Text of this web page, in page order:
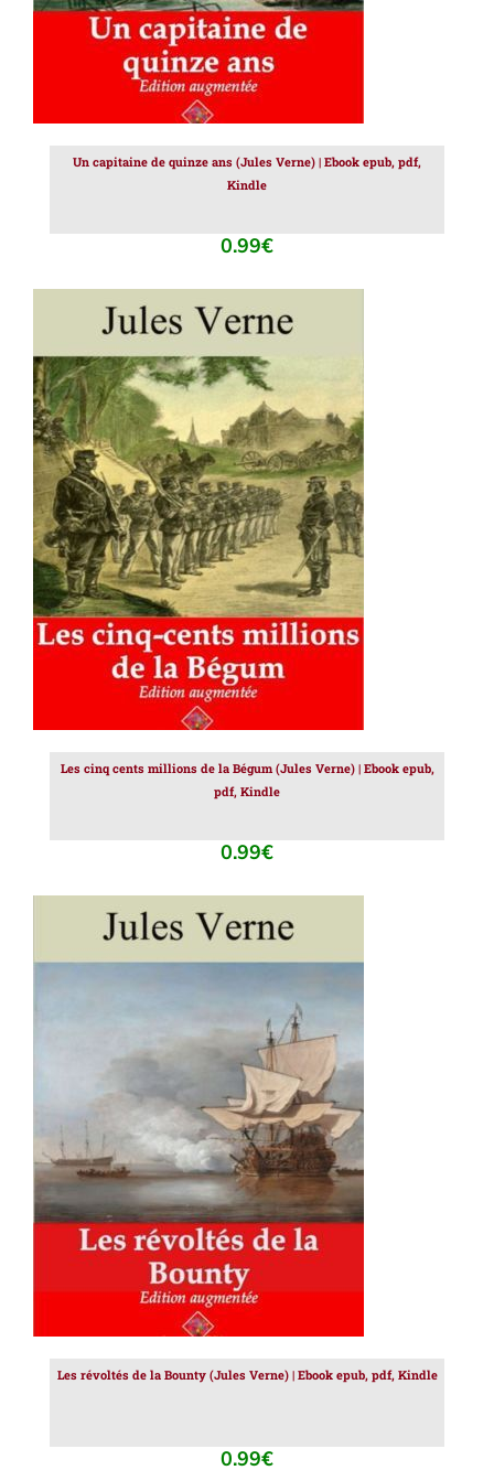
Un capitaine de quinze ans (Jules Verne) | Ebook epub, pdf,
Kindle
0.99€
AJOUTER AU PANIER / DÉTAILS
Les cinq cents millions de la Bégum (Jules Verne) | Ebook epub,
pdf, Kindle
0.99€
AJOUTER AU PANIER / DÉTAILS
Les révoltés de la Bounty (Jules Verne) | Ebook epub, pdf, Kindle
0.99€